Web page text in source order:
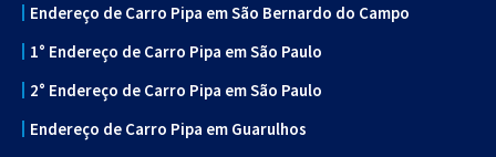
Endereço de Carro Pipa em São Bernardo do Campo
1° Endereço de Carro Pipa em São Paulo
2° Endereço de Carro Pipa em São Paulo
Endereço de Carro Pipa em Guarulhos